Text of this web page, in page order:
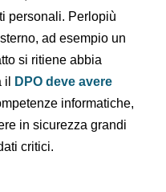
un uomo fondamentale
sulle attività
in riferimento
dati personali.
esterno, ad
solo fatto si
In realtà il